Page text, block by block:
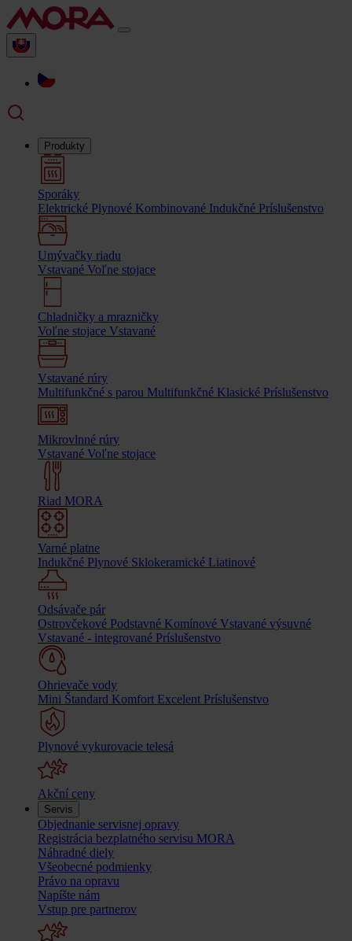
Produkty
Sporáky
Elektrické Plynové Kombinované Indukčné Príslušenstvo
Umývačky riadu
Vstavané Voľne stojace
Chladničky a mrazničky
Voľne stojace Vstavané
Vstavané rúry
Multifunkčné s parou Multifunkčné Klasické Príslušenstvo
Mikrovlnné rúry
Vstavané Voľne stojace
Riad MORA
Varné platne
Indukčné Plynové Sklokeramické Liatinové
Odsávače pár
Ostrovčekové Podstavné Komínové Vstavané výsuvné
Vstavané - integrované Príslušenstvo
Ohrievače vody
Mini Štandard Komfort Excelent Príslušenstvo
Plynové vykurovacie telesá
Akční ceny
Servis
Objednanie servisnej opravy
Registrácia bezplatného servisu MORA
Náhradné diely
Všeobecné podmienky
Právo na opravu
Napíšte nám
Vstup pre partnerov